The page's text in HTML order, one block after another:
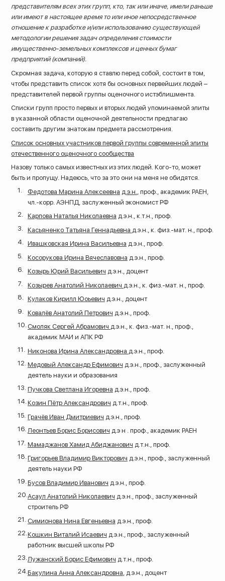
8 (800) 200-33-08
Бесплатный звонок по всей России
представителям всех этих групп, кто, так или иначе, имели раньше
или имеют в настоящее время то или иное непосредственное
отношение к разработке и/или использованию существующей
методологии решения задач определения стоимости
имущественно-земельных комплексов и ценных бумаг
предприятий (компаний).
Скромная задача, которую я ставлю перед собой, состоит в том,
чтобы представить список хотя бы основных первейших людей –
представителей первой группы оценочного истэблишмента.
Списки групп просто первых и вторых людей упоминаемой элиты
в указанной области оценочной деятельности предлагаю
составить другим знатокам предмета рассмотрения.
Список основных участников первой группы современной элиты
отечественного оценочного сообщества
Назову только самых известных из этих людей. Кого-то, может
быть и пропущу. Надеюсь, что за это они на меня не обидятся.
Федотова Марина Алексеевна д.э.н.
, проф., академик РАЕН,
чл.-корр. АЭНПД, заслуженный экономист РФ
Карпова Наталья Николаевна д.э.н., к.т.н., проф.
Касьяненко Татьяна Геннадьевна д.э.н., к. физ.-мат. н., проф.
Ивашковская Ирина Васильевна д.э.н., проф.
Косорукова Ирина Вячеславовна д.э.н., проф.
Козырь Юрий Васильевич д.э.н., доцент
Козырев Анатолий Николаевич д.э.н., к. физ.-мат. н., проф.
Кулаков Кирилл Юоьевич д.э.н., доцент
Ковалёв Анатолий Петрович д.э.н., проф.
Смоляк Сергей Абрамович д.э.н., к. физ.-мат. н., проф.,
академик МАИ и АПК РФ
Никонова Ирина Александровна д.э.н., проф.
Медовый Александр Ефимович д.э.н., проф., заслуженный
деятель науки и образования
Пучкова Светлана Игоревна д.э.н., проф.
Козин Пётр Александрович д.т.н., проф.
Грачёв Иван Дмитриевич д.э.н., проф.
Леонтьев Борис Борисович д.э н . проф., академик РАЕН
Мамаджанов Хамид Абиджанович д.т.н., проф.
Григорьев Владимир Викторович д.э.н., проф., заслуженный
деятель науки РФ
Бусов Владимир Иванович д.э.н., проф.
Асаул Анатолий Николаевич д.э.н., проф., заслуженный
строитель РФ
Симионова Нина Евгеньевна д.э.н., проф.
Кошкин Виталий Исаевич д.э.н., проф., заслуженный
работник высшей школы РФ
Лужанский Борис Ефимович д.т.н., проф.
Бакулина Анна Александровна, д.э.н., доцент